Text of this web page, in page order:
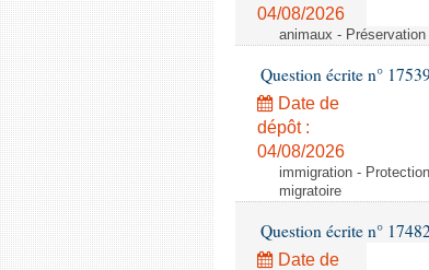
04/08/2026
animaux -
Question écrite n°
Date de
dépôt :
04/08/2026
immigration -
migratoire
Question écrite n°
Date de